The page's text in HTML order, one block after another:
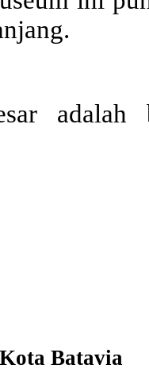
adalah
Batavia